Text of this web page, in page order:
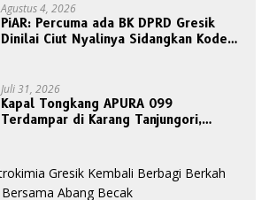
Agustus 4, 2026
PiAR: Percuma ada BK DPRD Gresik
Dinilai Ciut Nyalinya Sidangkan Kode
Juli 31, 2026
Kapal Tongkang APURA 099
Terdampar di Karang Tanjungori,